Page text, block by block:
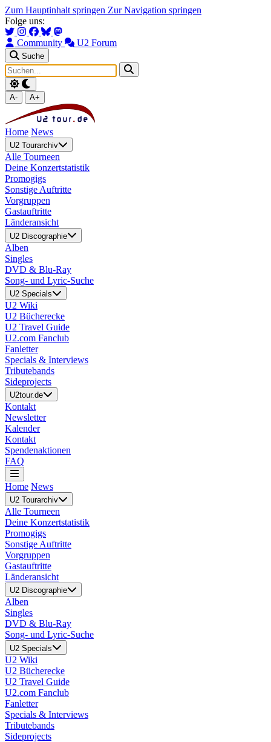
Zum Hauptinhalt springen Zur Navigation springen
Folge uns:
Community U2 Forum
Suche
A- A+
Home News
U2 Tourarchiv
Alle Tourneen
Deine Konzertstatistik
Promogigs
Sonstige Auftritte
Vorgruppen
Gastauftritte
Länderansicht
U2 Discographie
Alben
Singles
DVD & Blu-Ray
Song- und Lyric-Suche
U2 Specials
U2 Wiki
U2 Bücherecke
U2 Travel Guide
U2.com Fanclub
Fanletter
Specials & Interviews
Tributebands
Sideprojects
U2tour.de
Kontakt
Newsletter
Kalender
Kontakt
Spendenaktionen
FAQ
Home News
U2 Tourarchiv
Alle Tourneen
Deine Konzertstatistik
Promogigs
Sonstige Auftritte
Vorgruppen
Gastauftritte
Länderansicht
U2 Discographie
Alben
Singles
DVD & Blu-Ray
Song- und Lyric-Suche
U2 Specials
U2 Wiki
U2 Bücherecke
U2 Travel Guide
U2.com Fanclub
Fanletter
Specials & Interviews
Tributebands
Sideprojects